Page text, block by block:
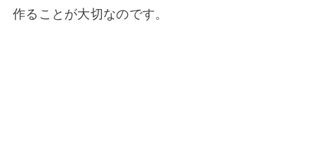
作ることが大切なのです。